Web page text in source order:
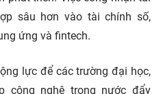
sâu hơn vào tài chính số,
ứng và fintech.
lực để các trường đại học,
công nghệ trong nước đẩy